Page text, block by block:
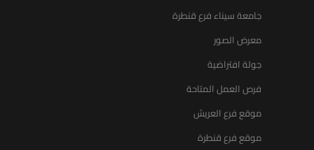
جامعة سيناء فرع قنطرة
معرض الصور
جولة افتراضية
فرص العمل المتاحة
موقع فرع العريش
موقع فرع قنطرة